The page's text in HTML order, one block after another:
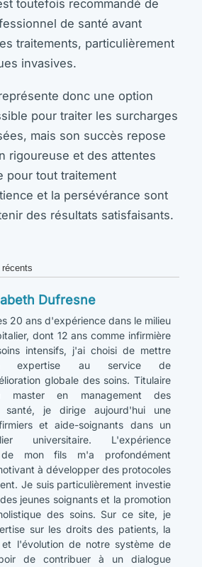
toutefois recommandé de
de santé avant
traitements, particulièrement
invasives.
donc une option
pour traiter les surcharges
mais son succès repose
rigoureuse et des attentes
pour tout traitement
et la persévérance sont
des résultats satisfaisants.
Dufresne
20 ans d'expérience dans le milieu
dont 12 ans comme infirmière
intensifs, j'ai choisi de mettre
expertise au service de
globale des soins. Titulaire
master en management des
santé, je dirige aujourd'hui une
et aide-soignants dans un
universitaire. L'expérience
de mon fils m'a profondément
à développer des protocoles
Je suis particulièrement investie
jeunes soignants et la promotion
des soins. Sur ce site, je
sur les droits des patients, la
l'évolution de notre système de
de contribuer à un dialogue